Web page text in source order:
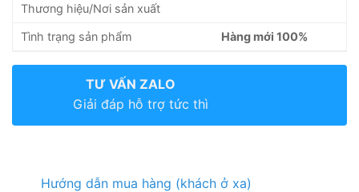
Thương hiệu/Nơi sản xuất
Tình trạng sản phẩm Hàng mới 100%
TƯ VẤN ZALO
Giải đáp hỗ trợ tức thì
Hướng dẫn mua hàng (khách ở xa)